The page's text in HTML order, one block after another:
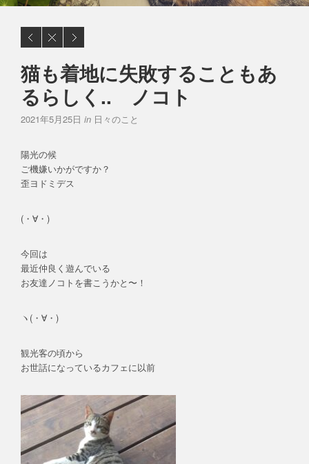
猫も着地に失敗することもあ
るらしく.. ノコト
2021年5月25日 in 日々のこと
陽光の候
ご機嫌いかがですか？
歪ヨドミデス
(・∀・)
今回は
最近仲良く遊んでいる
お友達ノコトを書こうかと〜！
ヽ(・∀・)
観光客の頃から
お世話になっているカフェに以前